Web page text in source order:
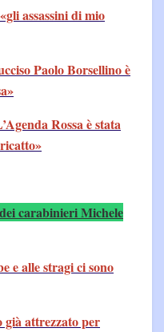
assassini di mio
Paolo Borsellino è
Rossa è stata
carabinieri Michele
e alle stragi ci sono
attrezzato per